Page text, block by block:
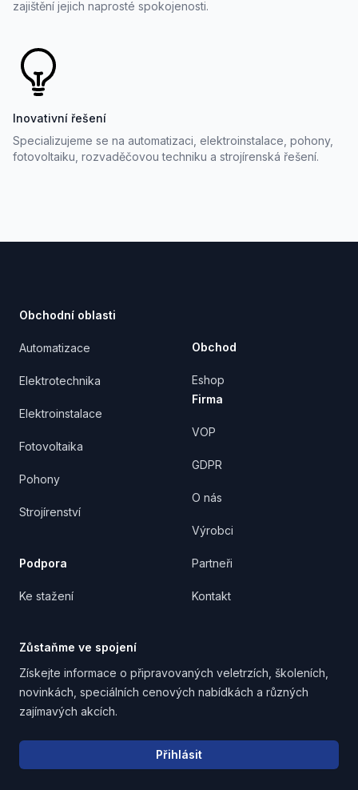
zajištění jejich naprosté spokojenosti.
Inovativní řešení
Specializujeme se na automatizaci, elektroinstalace, pohony,
fotovoltaiku, rozvaděčovou techniku a strojírenská řešení.
Obchodní oblasti
Automatizace
Elektrotechnika
Elektroinstalace
Fotovoltaika
Pohony
Strojírenství
Podpora
Ke stažení
Obchod
Eshop
Firma
VOP
GDPR
O nás
Výrobci
Partneři
Kontakt
Zůstaňme ve spojení
Získejte informace o připravovaných veletrzích, školeních,
novinkách, speciálních cenových nabídkách a různých
zajímavých akcích.
Email address Přihlásit